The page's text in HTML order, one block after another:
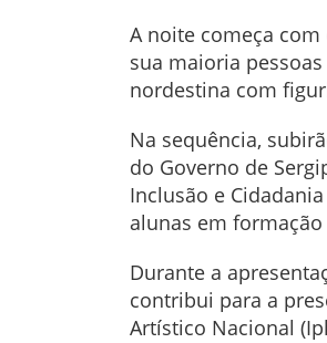
A noite começa
sua maioria
nordestina com
Na sequência,
do Governo de
Inclusão e
alunas em
Durante a
contribui para a
Artístico Nacional